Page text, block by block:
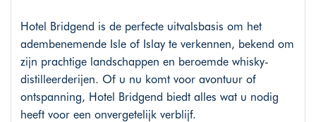
Hotel Bridgend is de perfecte uitvalsbasis om het
adembenemende Isle of Islay te verkennen, bekend om
zijn prachtige landschappen en beroemde whisky-
distilleerderijen. Of u nu komt voor avontuur of
ontspanning, Hotel Bridgend biedt alles wat u nodig
heeft voor een onvergetelijk verblijf.